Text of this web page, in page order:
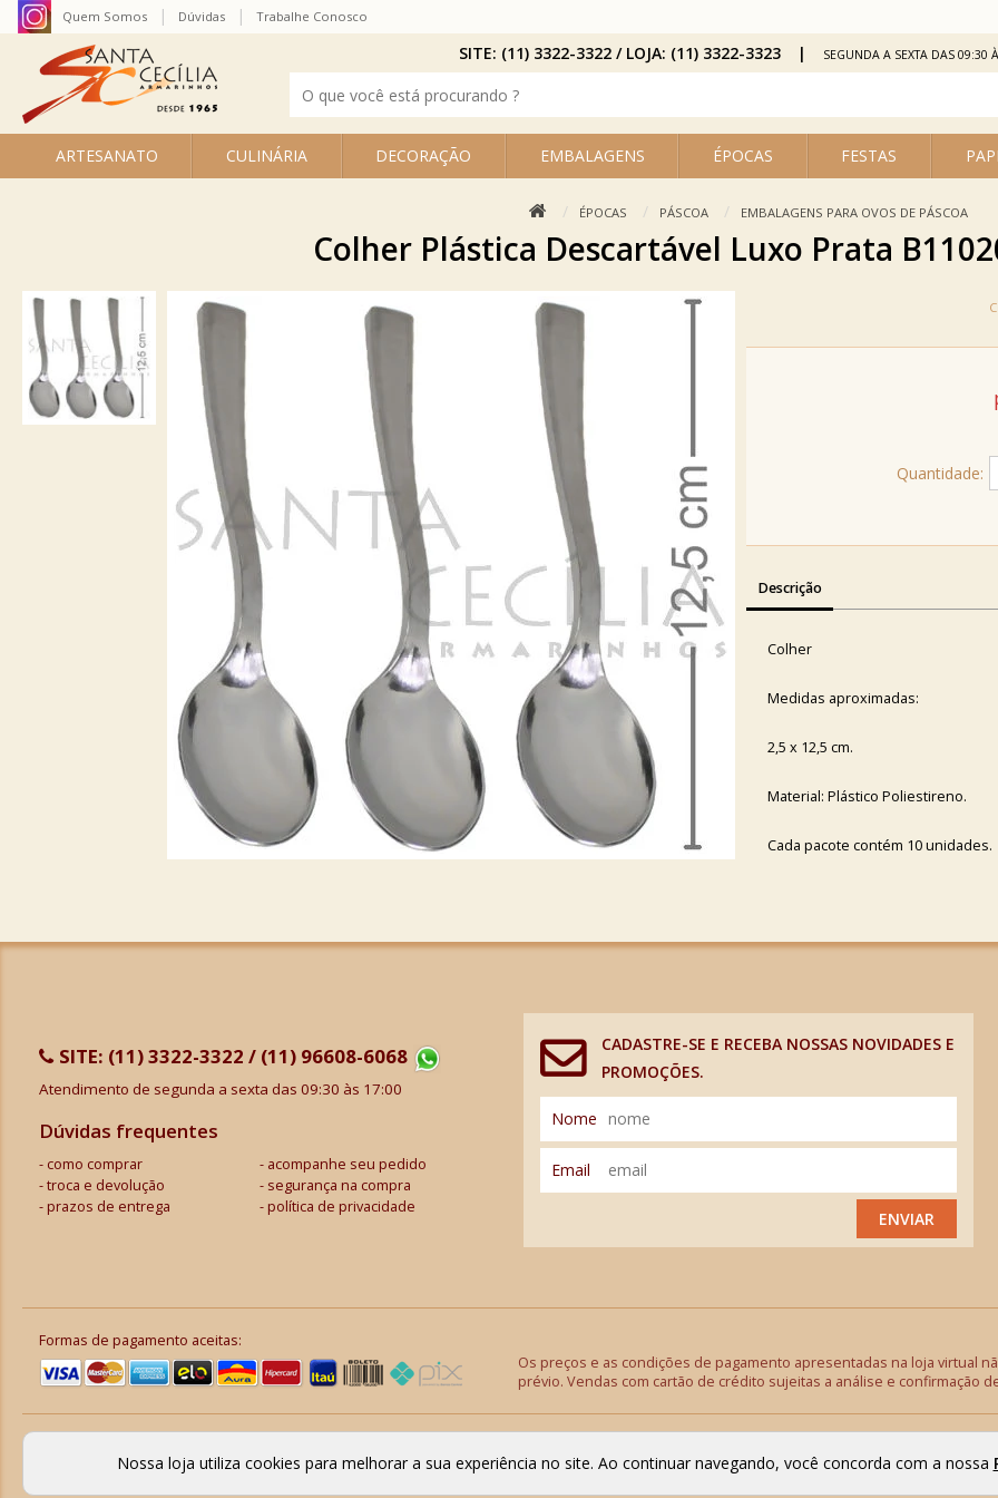
ARTESANATO CULINÁRIA DECORAÇÃO EMBALAGENS ÉPOCAS FESTAS
Quem Somos Dúvidas Trabalhe Conosco
SITE: (11) 3322-3322 / LOJA: (11) 3322-3323 SEGUNDA A SEXTA DAS 09:30
ÉPOCAS PÁSCOA EMBALAGENS PARA OVOS DE PÁSCOA
Colher Plástica Descartável Luxo Prata
Quantidade:
Descrição
Colher
Medidas aproximadas:
2,5 x 12,5 cm.
Material: Plástico Poliestireno.
Cada pacote contém 10 unidades.
SITE: (11) 3322-3322 / (11) 96608-6068
Atendimento de segunda a sexta das 09:30 às 17:00
Dúvidas frequentes
como comprar
acompanhe seu pedido
troca e devolução
segurança na compra
prazos de entrega
política de privacidade
CADASTRE-SE E RECEBA NOSSAS NOVIDADES E
PROMOÇÕES.
Nome
Email
ENVIAR
Formas de pagamento aceitas:
Os preços e as condições de pagamento apresentadas na loja virtual
prévio. Vendas com cartão de crédito sujeitas a análise e confirmação
Nossa loja utiliza cookies para melhorar a sua experiência no site. Ao continuar navegando, você concorda com a nossa